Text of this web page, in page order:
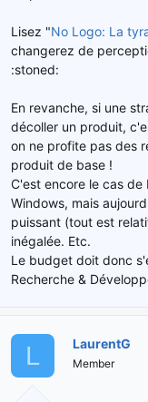
Lisez "No Logo: La
changerez de
:stoned:
En revanche, si une
décoller un produit,
on ne profite pas des
produit de base !
C'est encore le cas
Windows, mais
puissant (tout est
inégalée. Etc.
Le budget doit donc
Recherche &
L LaurentG
Member